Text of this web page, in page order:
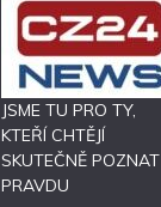
JSME TU PRO TY,
KTEŘÍ CHTĚJÍ
SKUTEČNĚ POZNAT
PRAVDU